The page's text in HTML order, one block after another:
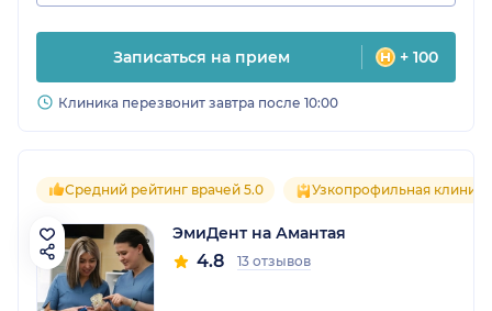
Записаться на прием + 100
Клиника перезвонит завтра после 10:00
Средний рейтинг врачей 5.0 Узкопрофильная клиника
ЭмиДент на Амантая
4.8 13 отзывов